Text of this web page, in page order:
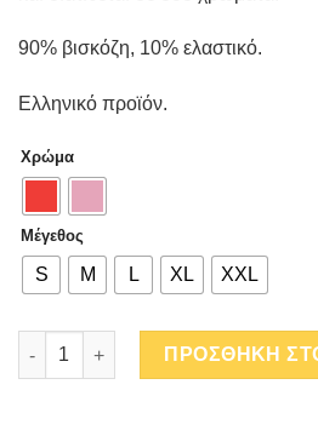
90% βισκόζη, 10% ελαστικό.
Ελληνικό προϊόν.
Χρώμα
Μέγεθος
S M L XL XXL
CROISE' ΜΟΝΟΧΡΩΜΗ
ΠΡΟΣΘΗΚΗ